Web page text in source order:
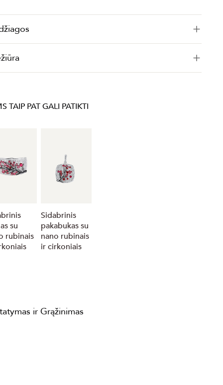
TAIP PAT GALI PATIKTI
su
rubinais
Sidabrinis
pakabukas su
nano rubinais
ir cirkoniais
ir Grąžinimas